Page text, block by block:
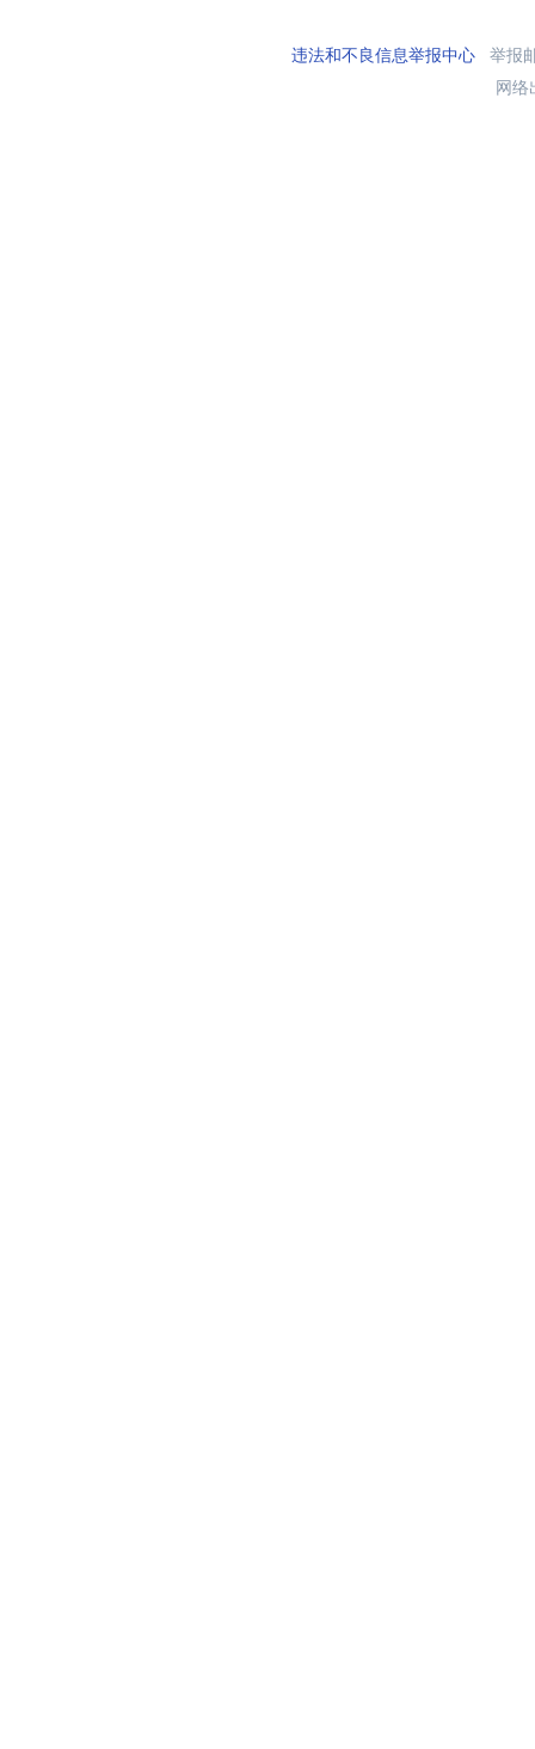
违法和不良信息举报中心举报
网